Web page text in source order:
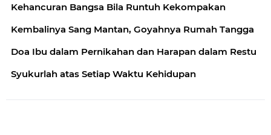
Kehancuran Bangsa Bila Runtuh Kekompakan
Kembalinya Sang Mantan, Goyahnya Rumah Tangga
Doa Ibu dalam Pernikahan dan Harapan dalam Restu
Syukurlah atas Setiap Waktu Kehidupan